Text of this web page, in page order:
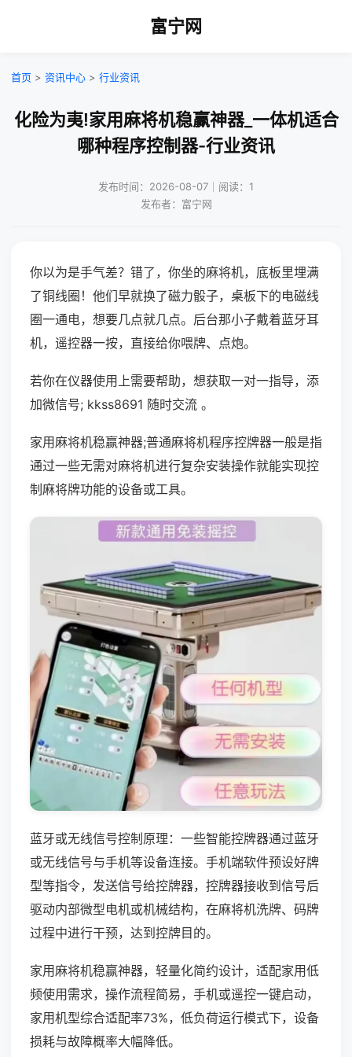
富宁网
首页 > 资讯中心 > 行业资讯
化险为夷!家用麻将机稳赢神器_一体机适合
哪种程序控制器-行业资讯
发布时间：2026-08-07｜阅读：1
发布者：富宁网
你以为是手气差？错了，你坐的麻将机，底板里埋满
了铜线圈！他们早就换了磁力骰子，桌板下的电磁线
圈一通电，想要几点就几点。后台那小子戴着蓝牙耳
机，遥控器一按，直接给你喂牌、点炮。
若你在仪器使用上需要帮助，想获取一对一指导，添
加微信号; kkss8691 随时交流 。
家用麻将机稳赢神器;普通麻将机程序控牌器一般是指
通过一些无需对麻将机进行复杂安装操作就能实现控
制麻将牌功能的设备或工具。
蓝牙或无线信号控制原理：一些智能控牌器通过蓝牙
或无线信号与手机等设备连接。手机端软件预设好牌
型等指令，发送信号给控牌器，控牌器接收到信号后
驱动内部微型电机或机械结构，在麻将机洗牌、码牌
过程中进行干预，达到控牌目的。
家用麻将机稳赢神器，轻量化简约设计，适配家用低
频使用需求，操作流程简易，手机或遥控一键启动，
家用机型综合适配率73%，低负荷运行模式下，设备
损耗与故障概率大幅降低。